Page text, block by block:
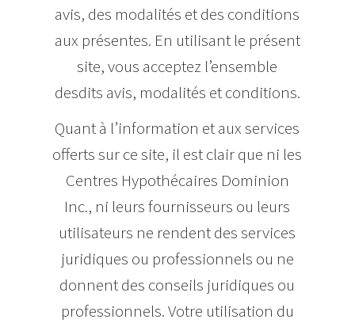
avis, des modalités et des conditions
aux présentes. En utilisant le présent
site, vous acceptez l’ensemble
desdits avis, modalités et conditions.
Quant à l’information et aux services
offerts sur ce site, il est clair que ni les
Centres Hypothécaires Dominion
Inc., ni leurs fournisseurs ou leurs
utilisateurs ne rendent des services
juridiques ou professionnels ou ne
donnent des conseils juridiques ou
professionnels. Votre utilisation du